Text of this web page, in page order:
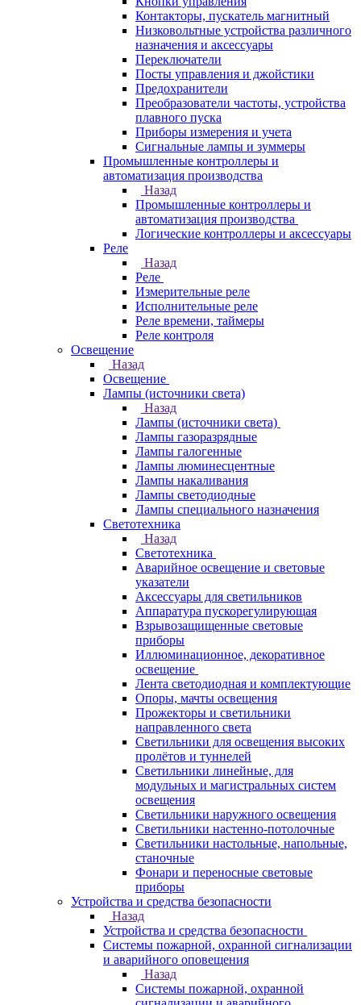
Контакторы, пускатель магнитный
Низковольтные устройства различного
назначения и аксессуары
Переключатели
Посты управления и джойстики
Предохранители
Преобразователи частоты, устройства
плавного пуска
Приборы измерения и учета
Сигнальные лампы и зуммеры
Промышленные контроллеры и
автоматизация производства
Назад
Промышленные контроллеры и
автоматизация производства
Логические контроллеры и аксессуары
Реле
Назад
Реле
Измерительные реле
Исполнительные реле
Реле времени, таймеры
Реле контроля
Освещение
Назад
Освещение
Лампы (источники света)
Назад
Лампы (источники света)
Лампы газоразрядные
Лампы галогенные
Лампы люминесцентные
Лампы накаливания
Лампы светодиодные
Лампы специального назначения
Светотехника
Назад
Светотехника
Аварийное освещение и световые
указатели
Аксессуары для светильников
Аппаратура пускорегулирующая
Взрывозащищенные световые
приборы
Иллюминационное, декоративное
освещение
Лента светодиодная и комплектующие
Опоры, мачты освещения
Прожекторы и светильники
направленного света
Светильники для освещения высоких
пролётов и туннелей
Светильники линейные, для
модульных и магистральных систем
освещения
Светильники наружного освещения
Светильники настенно-потолочные
Светильники настольные, напольные,
станочные
Фонари и переносные световые
приборы
Устройства и средства безопасности
Назад
Устройства и средства безопасности
Системы пожарной, охранной сигнализации
и аварийного оповещения
Назад
Системы пожарной, охранной